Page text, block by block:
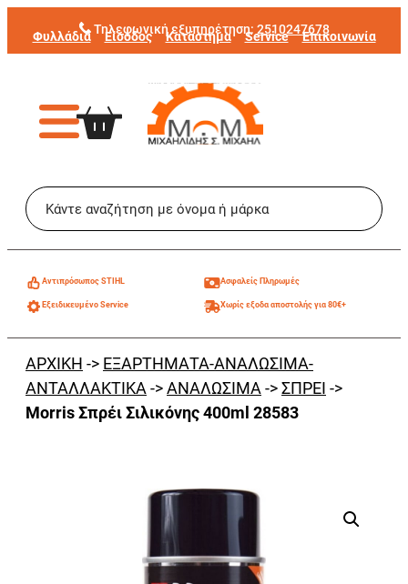
Μετάβαση
στο
Τηλεφωνική εξυπηρέτηση: 2510247678
Φυλλάδια Είσοδος Κατάστημα Service Επικοινωνία
Aντιπρόσωπος STIHL Ασφαλείς Πληρωμές
Εξειδικευμένο Service Χωρίς εξοδα αποστολής για 80€+
ΑΡΧΙΚΗ -> ΕΞΑΡΤΗΜΑΤΑ-ΑΝΑΛΩΣΙΜΑ-
ΑΝΤΑΛΛΑΚΤΙΚΑ ->ΑΝΑΛΩΣΙΜΑ ->ΣΠΡΕΙ ->
Morris Σπρέι Σιλικόνης 400ml 28583